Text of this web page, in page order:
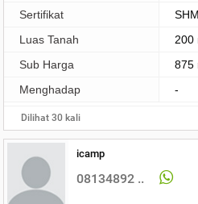
Sertifikat
Luas Tanah
200
Sub Harga
875
Menghadap
-
Dilihat 30 kali
icamp
08134892 ..